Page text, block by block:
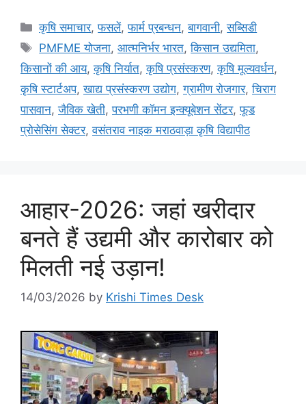
कृषि समाचार,फसलें,फार्म प्रबन्धन,बागवानी,सब्सिडी
PMFME योजना,आत्मनिर्भर भारत,किसान उद्यमिता,
किसानों की आय,कृषि निर्यात,कृषि प्रसंस्करण,कृषि मूल्यवर्धन,
कृषि स्टार्टअप,खाद्य प्रसंस्करण उद्योग,ग्रामीण रोजगार,चिराग
पासवान,जैविक खेती,परभणी कॉमन इन्क्यूबेशन सेंटर,फूड
प्रोसेसिंग सेक्टर,वसंतराव नाइक मराठवाड़ा कृषि विद्यापीठ
आहार-2026: जहां खरीदार
बनते हैं उद्यमी और कारोबार को
मिलती नई उड़ान!
14/03/2026 by Krishi Times Desk